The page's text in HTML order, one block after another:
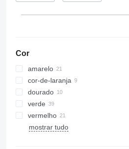
Cor
amarelo
cor-de-laranja
dourado
verde
vermelho
mostrar tudo